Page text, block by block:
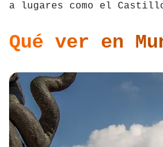
a lugares como el Castillo
Qué ver en